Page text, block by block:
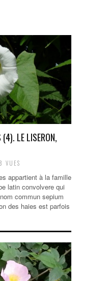
(4). LE LISERON,
VUES
à la famille
latin convolvere qui
commun sepium
des haies est parfois